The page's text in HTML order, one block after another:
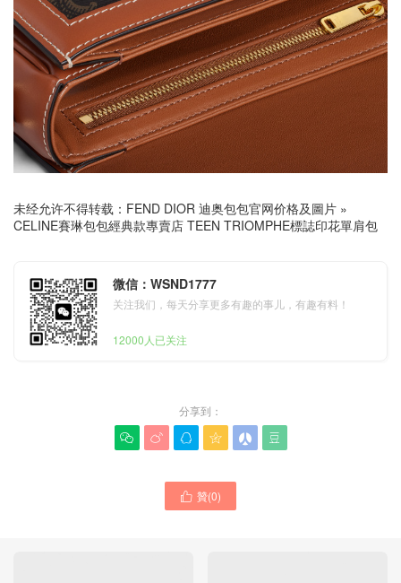
未经允许不得转载： FEND DIOR 迪奥包包官网价格及圖片 »
CELINE賽琳包包經典款專賣店 TEEN TRIOMPHE標誌印花單肩包
微信：WSND1777
关注我们，每天分享更多有趣的事儿，有趣有料！
12000人已关注
分享到：
     
 贊(0)